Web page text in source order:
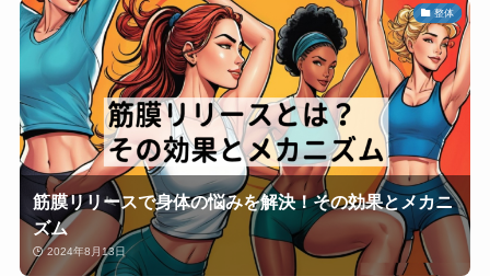
整体
筋膜リリースで身体の悩みを解決！その効果とメカニ
ズム
2024年8月13日